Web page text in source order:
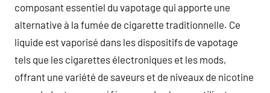
composant essentiel du vapotage qui apporte une
alternative à la fumée de cigarette traditionnelle. Ce
liquide est vaporisé dans les dispositifs de vapotage
tels que les cigarettes électroniques et les mods,
offrant une variété de saveurs et de niveaux de nicotine